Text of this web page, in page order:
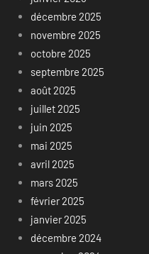
décembre 2025
novembre 2025
octobre 2025
septembre 2025
août 2025
juillet 2025
juin 2025
mai 2025
avril 2025
mars 2025
février 2025
janvier 2025
décembre 2024